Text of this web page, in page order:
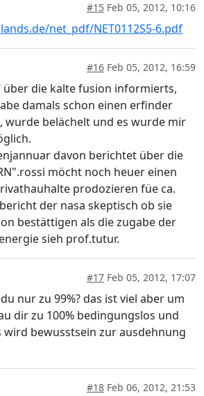
#15 Feb 05, 2012, 10:16
net_pdf/NET0112S5-6.pdf
#16 Feb 05, 2012, 16:59
über die kalte fusion informierts,
damals schon einen erfinder
belächelt und es wurde mir
davon berichtet über die
möcht noch heuer einen
prodozieren füe ca.
der nasa skeptisch ob sie
bestättigen als die zugabe der
sieh prof.tutur.
#17 Feb 05, 2012, 17:07
nur zu 99%? das ist viel aber um
dir zu 100% bedingungslos und
wird bewusstsein zur ausdehnung
#18 Feb 06, 2012, 21:53